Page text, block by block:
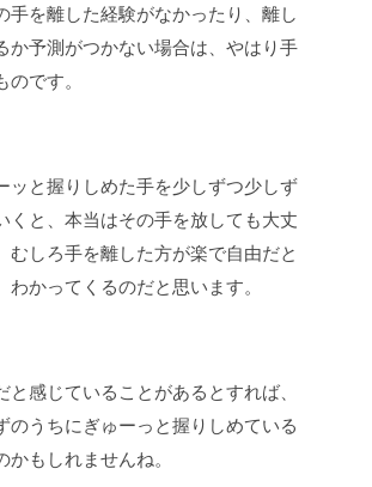
手を離した経験がなかったり、離し
か予測がつかない場合は、やはり手
のです。
ッと握りしめた手を少しずつ少しず
くと、本当はその手を放しても大丈
むしろ手を離した方が楽で自由だと
わかってくるのだと思います。
と感じていることがあるとすれば、
のうちにぎゅーっと握りしめている
かもしれませんね。